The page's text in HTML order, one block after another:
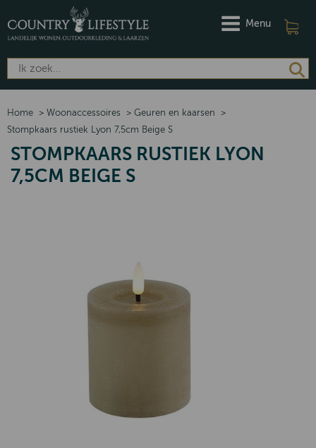
Menu
Home > Woonaccessoires > Geuren en kaarsen
>
Stompkaars rustiek Lyon 7,5cm Beige S
STOMPKAARS RUSTIEK LYON
7,5CM BEIGE S